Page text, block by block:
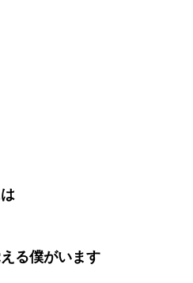
る僕がいます